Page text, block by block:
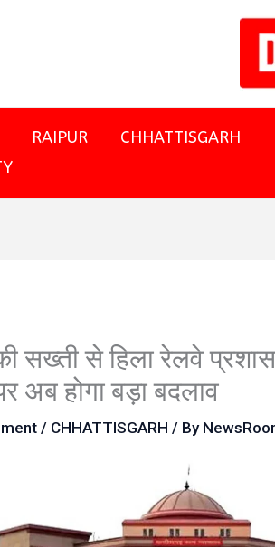
RAIPUR CHHATTISGARH
सख्ती से हिला रेलवे
अब होगा बड़ा बदलाव
/ CHHATTISGARH / By